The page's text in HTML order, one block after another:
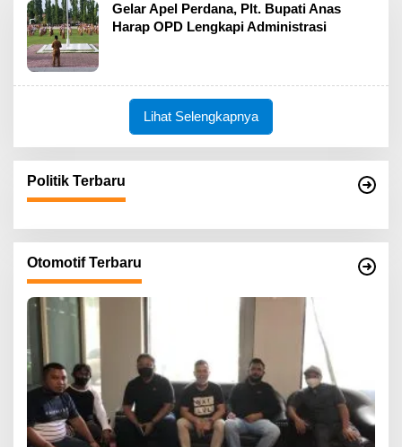
Gelar Apel Perdana, Plt. Bupati Anas
Harap OPD Lengkapi Administrasi
Lihat Selengkapnya
Politik Terbaru
Otomotif Terbaru